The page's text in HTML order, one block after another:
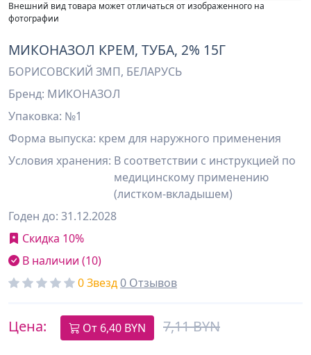
Внешний вид товара может отличаться от изображенного на
фотографии
МИКОНАЗОЛ КРЕМ, ТУБА, 2% 15Г
БОРИСОВСКИЙ ЗМП, БЕЛАРУСЬ
Бренд: МИКОНАЗОЛ
Упаковка: №1
Форма выпуска: крем для наружного применения
Условия хранения: В соответствии с инструкцией по
медицинскому применению
(листком-вкладышем)
Годен до: 31.12.2028
Скидка 10%
В наличии (10)
0 Звезд0 Отзывов
Цена: От 6,40 BYN 7,11 BYN